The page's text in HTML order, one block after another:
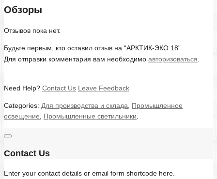
Обзоры
Отзывов пока нет.
Будьте первым, кто оставил отзыв на “АРКТИК-ЭКО 18”
Для отправки комментария вам необходимо авторизоваться
Need Help? Contact Us Leave Feedback
Categories: Для производства и склада
Промышленное
освещение
Промышленные светильники
Contact Us
Enter your contact details or email form shortcode here.